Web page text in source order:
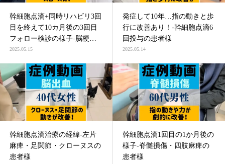
幹細胞点滴+同時リハビリ3回
目を終えて10カ月後の3回目
フォロー検診の様子-脳梗塞
による四肢麻痺の患者様
2025.05.15
発症して10年…指の動きと歩
行に改善あり！-幹細胞点滴6
回投与の患者様
2025.05.14
幹細胞点滴治療の経緯-左片
麻痺・足関節・クローヌスの
患者様
幹細胞点滴1回目の1か月後の
様子-脊髄損傷・四肢麻痺の
患者様